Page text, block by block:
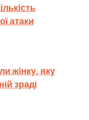
атаки
жінку, яку
зраді